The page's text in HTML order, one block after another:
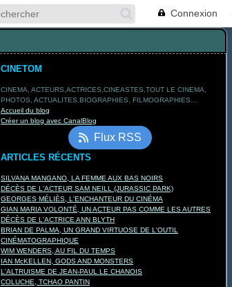
Connexion
CINETOM
CINEMA, ACTEURS,ACTRICES,CINEASTES,TOUT LE CINEMA,
PHOTOS, ACTUALITES,BIOGRAPHIES, FILMOGRAPHIES...
Accueil du blog
Créer un blog avec CanalBlog
Flux RSS
ARTICLES RÉCENTS
SILVANA MANGANO, LA FEMME AUX BAS NOIRS
DÉCÈS DE L'ACTEUR SAM NEILL (JURASSIC PARK)
GEORGES MÉLIÈS, L'ENCHANTEUR DU CINÉMA
GIAN MARIA VOLONTÉ, UN ACTEUR PAS COMME LES AUTRES
DÉCÈS DE L'ACTRICE ANN BLYTH
BRIAN DE PALMA, UN GRAND VIRTUOSE DE L'OUTIL
CINÉMATOGRAPHIQUE
WIM WENDERS, AU FIL DU TEMPS
IAN McKELLEN, GODS AND MONSTERS
L'ALTRUISME DE JEAN-PAUL LE CHANOIS
COLUCHE, TCHAO PANTIN